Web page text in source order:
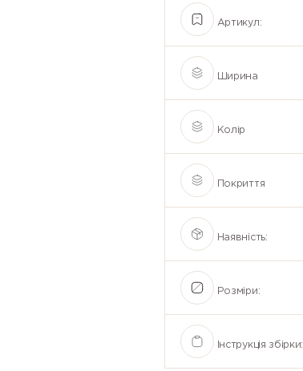
Артикул:
Ширина
Колір
Покриття
Наявність:
Розміри:
Інструкція збірки: